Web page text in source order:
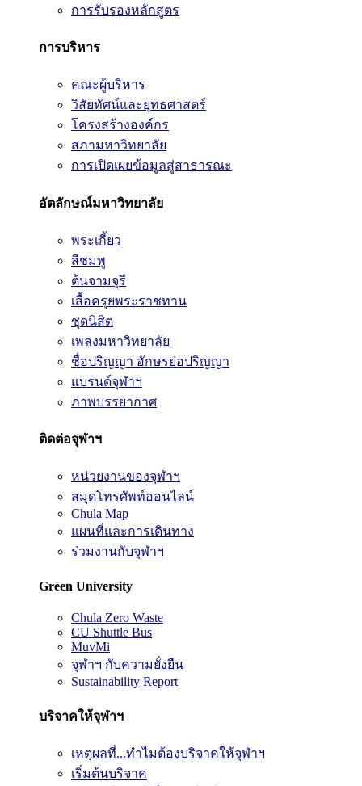
การรับรองหลักสูตร
การบริหาร
คณะผู้บริหาร
วิสัยทัศน์และยุทธศาสตร์
โครงสร้างองค์กร
สภามหาวิทยาลัย
การเปิดเผยข้อมูลสู่สาธารณะ
อัตลักษณ์มหาวิทยาลัย
พระเกี้ยว
สีชมพู
ต้นจามจุรี
เสื้อครุยพระราชทาน
ชุดนิสิต
เพลงมหาวิทยาลัย
ชื่อปริญญา อักษรย่อปริญญา
แบรนด์จุฬาฯ
ภาพบรรยากาศ
ติดต่อจุฬาฯ
หน่วยงานของจุฬาฯ
สมุดโทรศัพท์ออนไลน์
Chula Map
แผนที่และการเดินทาง
ร่วมงานกับจุฬาฯ
Green University
Chula Zero Waste
CU Shuttle Bus
MuvMi
จุฬาฯ กับความยั่งยืน
Sustainability Report
บริจาคให้จุฬาฯ
เหตุผลที่...ทำไมต้องบริจาคให้จุฬาฯ
เริ่มต้นบริจาค